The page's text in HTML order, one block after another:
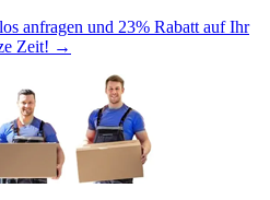
anfragen und 23% Rabatt auf Ihr
Zeit! →